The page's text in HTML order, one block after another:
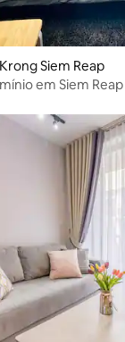
Siem Reap
em Siem Reap